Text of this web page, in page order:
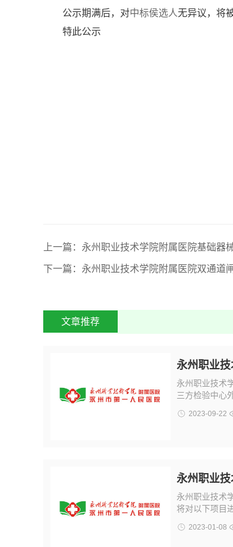
公示期满后，对中标侯选人无异议，将
特此公示
上一篇：永州职业技术学院附属医院基础器
下一篇：永州职业技术学院附属医院双通道
文章推荐
永州职业
永州职业技术
三方检验中心
2023-09-22
永州职业技
永州职业技术
将对以下项目
2023-01-08